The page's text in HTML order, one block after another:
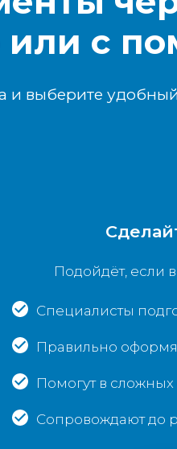
или с
и выберите
Подойдёт, если
Специалисты
Правильно
Помогут в сложных
Сопровождают до